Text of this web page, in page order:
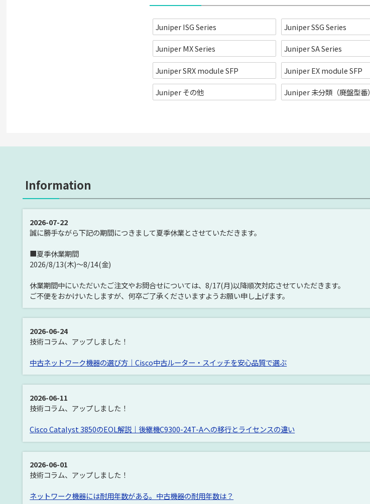
Juniper ISG Series Juniper SSG Series
Juniper MX Series Juniper SA Series
Juniper SRX module SFP Juniper EX module SFP
Juniper その他 Juniper 未分類（廃盤型番）
Information
2026-07-22
誠に勝手ながら下記の期間につきまして夏季休業とさせていただきます。
■夏季休業期間
2026/8/13(木)～8/14(金)
休業期間中にいただいたご注文やお問合せについては、8/17(月)以降順次対応させていただきます。
ご不便をおかけいたしますが、何卒ご了承くださいますようお願い申し上げます。
2026-06-24
技術コラム、アップしました！
中古ネットワーク機器の選び方｜Cisco中古ルーター・スイッチを安心品質で選ぶ
2026-06-11
技術コラム、アップしました！
Cisco Catalyst 3850のEOL解説｜後継機C9300-24T-Aへの移行とライセンスの違い
2026-06-01
技術コラム、アップしました！
ネットワーク機器には耐用年数がある。中古機器の耐用年数は？